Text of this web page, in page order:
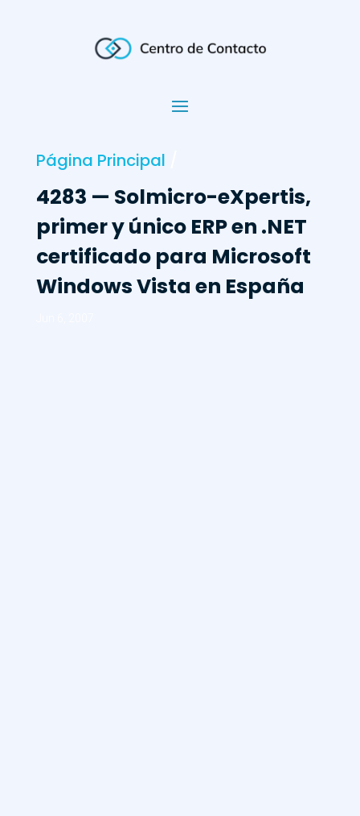
Página Principal
4283 — Solmicro-eXpertis,
primer y único ERP en .NET
certificado para Microsoft
Windows Vista en España